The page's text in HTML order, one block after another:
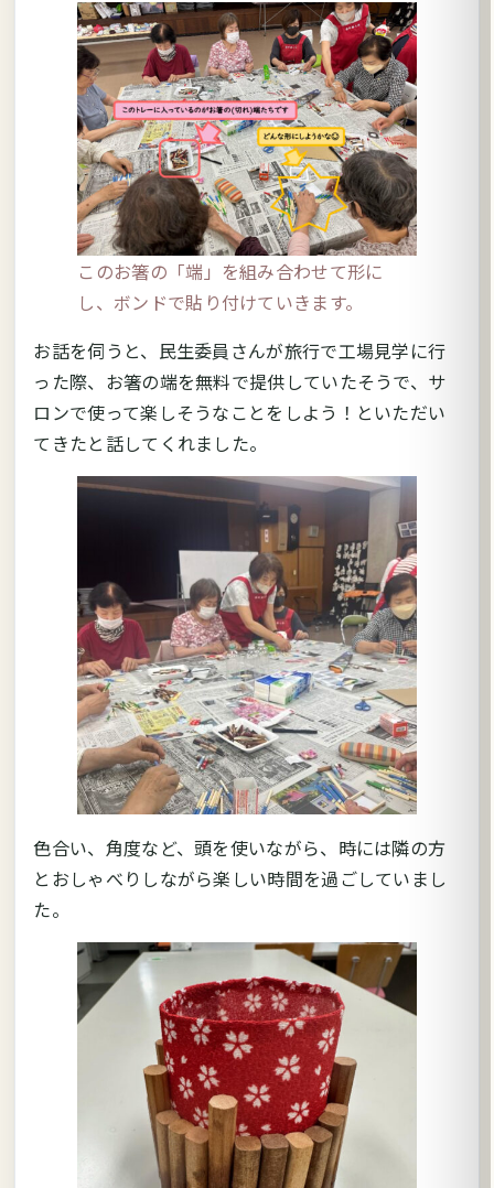
このお箸の「端」を組み合わせて形に
し、ボンドで貼り付けていきます。
お話を伺うと、民生委員さんが旅行で工場見学に行
った際、お箸の端を無料で提供していたそうで、サ
ロンで使って楽しそうなことをしよう！といただい
てきたと話してくれました。
色合い、角度など、頭を使いながら、時には隣の方
とおしゃべりしながら楽しい時間を過ごしていまし
た。